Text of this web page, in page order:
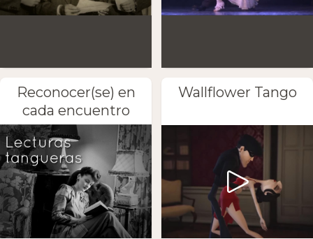
Reconocer(se) en
cada encuentro
Wallflower Tango